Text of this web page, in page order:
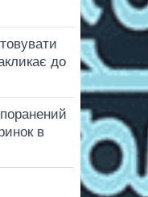
до
в